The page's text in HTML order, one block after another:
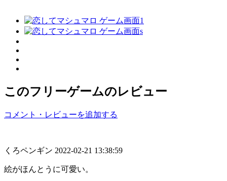
このフリーゲームのレビュー
コメント・レビューを追加する
くろペンギン 2022-02-21 13:38:59
絵がほんとうに可愛い。